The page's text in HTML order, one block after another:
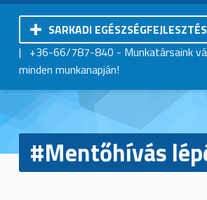
SARKADI
Kistérségi Járóbeteg-Szakellátó Központ | Sarkad
| +36-66/787-840 - Munkatársaink
minden munkanapján!
#Mentőhívás